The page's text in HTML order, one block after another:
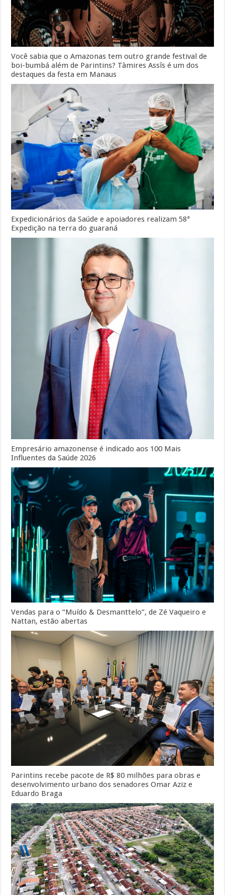
Você sabia que o Amazonas tem outro grande festival de
boi-bumbá além de Parintins? Tàmires Assîs é um dos
destaques da festa em Manaus
Expedicionários da Saúde e apoiadores realizam 58ª
Expedição na terra do guaraná
Empresário amazonense é indicado aos 100 Mais
Influentes da Saúde 2026
Vendas para o “Muído & Desmanttelo”, de Zé Vaqueiro e
Nattan, estão abertas
Parintins recebe pacote de R$ 80 milhões para obras e
desenvolvimento urbano dos senadores Omar Aziz e
Eduardo Braga